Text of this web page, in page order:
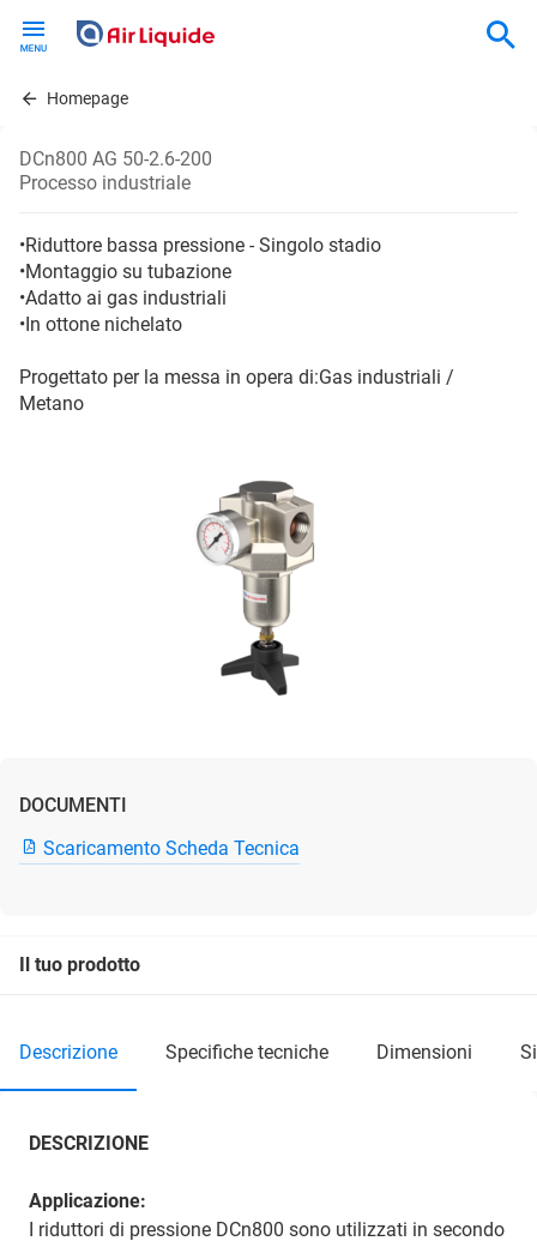
contentHomepage
DCn800 AG 50-2.6-200
Processo industriale
•Riduttore bassa pressione - Singolo stadio
•Montaggio su tubazione
•Adatto ai gas industriali
•In ottone nichelato
Progettato per la messa in opera di:Gas industriali /
Metano
DOCUMENTI
Scaricamento Scheda Tecnica
Il tuo prodotto
descrizione specifiche tecniche dimensioni
DESCRIZIONE
Applicazione:
I riduttori di pressione DCn800 sono utilizzati in secondo